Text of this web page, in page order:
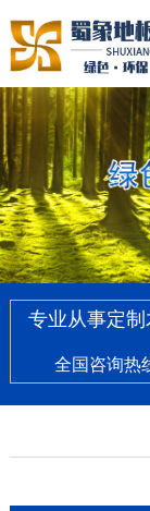
专业从事定
全国咨询热